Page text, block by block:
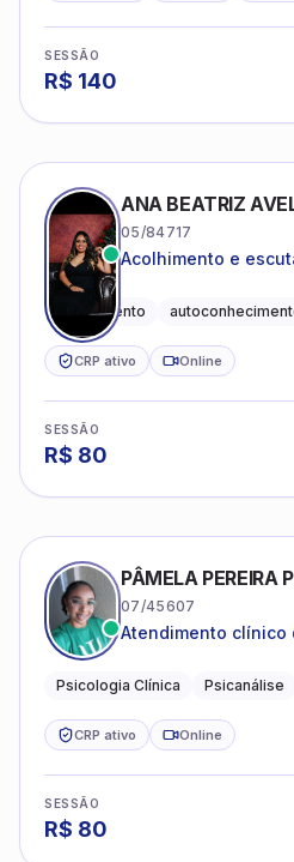
SESSÃO
R$ 140
ANA BEATRIZ
05/84717
Acolhimento e
Acolhimento
CRP ativo Online
SESSÃO
R$ 80
PÂMELA PEREIRA
07/45607
Atendimento clínico
crianças neurotípicas
Psicologia Clínica Psicanálise
CRP ativo Online
SESSÃO
R$ 80